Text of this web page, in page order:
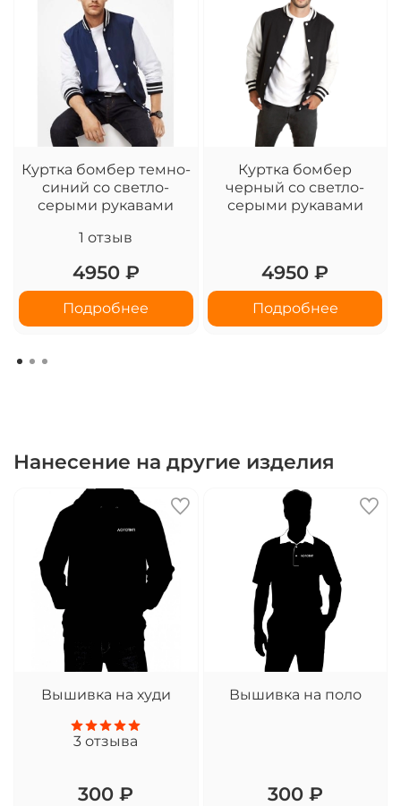
Куртка бомбер темно-
синий со светло-
серыми рукавами
1 отзыв
4950 ₽
Подробнее
Куртка бомбер
черный со светло-
серыми рукавами
4950 ₽
Подробнее
Нанесение на другие изделия
Вышивка на худи
3 отзыва
300 ₽
Вышивка на поло
300 ₽